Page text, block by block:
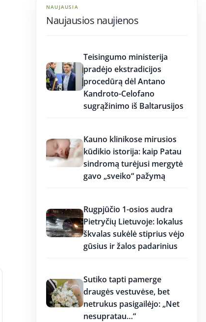
NAUJAUSIA
Naujausios naujienos
Teisingumo ministerija
pradėjo ekstradicijos
procedūrą dėl Antano
Kandroto-Celofano
sugrąžinimo iš Baltarusijos
Kauno klinikose mirusios
kūdikio istorija: kaip Patau
sindromą turėjusi mergytė
gavo „sveiko“ pažymą
Rugpjūčio 1-osios audra
Pietryčių Lietuvoje: lokalus
škvalas sukėlė stiprius vėjo
gūsius ir žalos padarinius
Sutiko tapti pamerge
draugės vestuvėse, bet
netrukus pasigailėjo: „Net
nesupratau…“